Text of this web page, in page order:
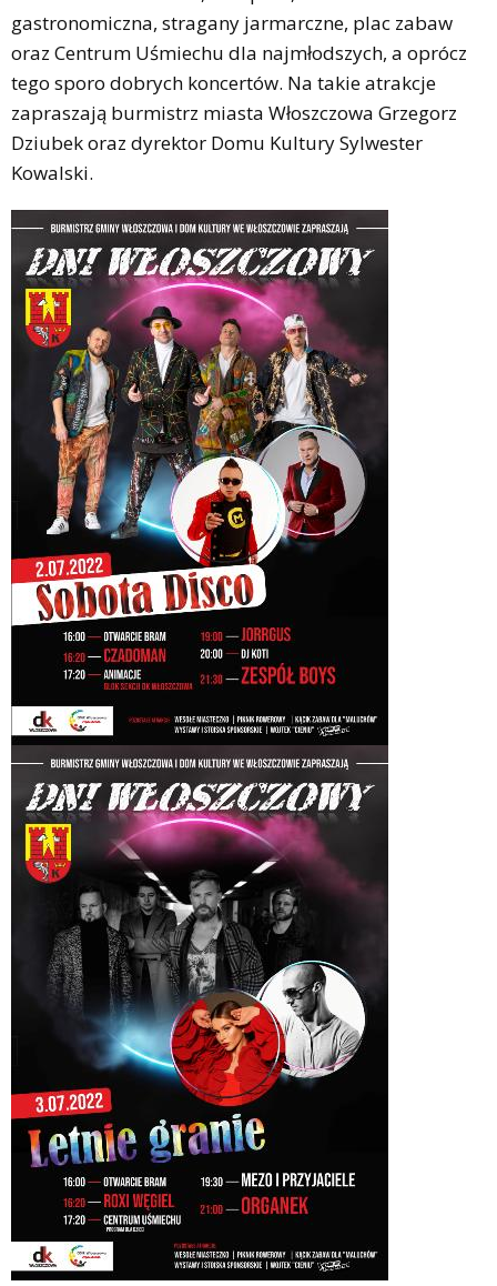
gastronomiczna, stragany jarmarczne, plac zabaw
oraz Centrum Uśmiechu dla najmłodszych, a oprócz
tego sporo dobrych koncertów. Na takie atrakcje
zapraszają burmistrz miasta Włoszczowa Grzegorz
Dziubek oraz dyrektor Domu Kultury Sylwester
Kowalski.